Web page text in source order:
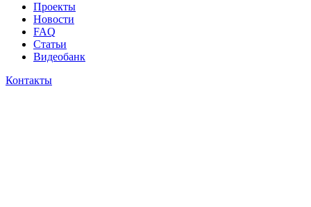
Проекты
Новости
FAQ
Статьи
Видеобанк
Контакты